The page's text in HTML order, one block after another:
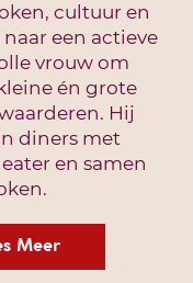
cultuur en
een actieve
vrouw om
én grote
Hij
diners met
en samen
Meer